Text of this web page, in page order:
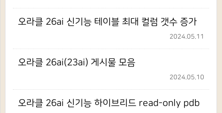
오라클 26ai 신기능 테이블 최대 컬럼 갯수 증가
2024.05.11
오라클 26ai(23ai) 게시물 모음
2024.05.10
오라클 26ai 신기능 하이브리드 read-only pdb